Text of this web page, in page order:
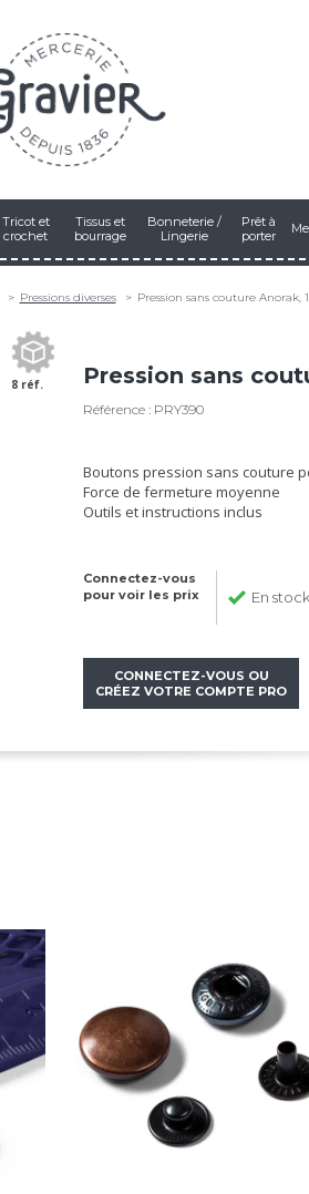
Tricot et
crochet
Tissus et
bourrage
Bonneterie /
Lingerie
Prêt à
porter
Pressions diverses Pression sans couture Anorak,
8 réf. Pression sans
Référence : PRY390
Boutons pression sans couture
Force de fermeture moyenne
Outils et instructions inclus
Connectez-vous
pour voir les prix
En stock
CONNECTEZ-VOUS OU
CRÉEZ VOTRE COMPTE PRO